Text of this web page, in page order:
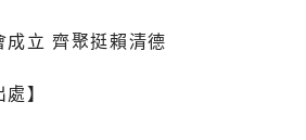
成立 齊聚挺賴清德
】